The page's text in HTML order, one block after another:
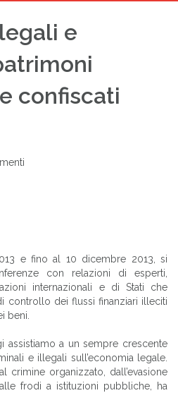
e
confiscati
e fino al 10 dicembre 2013, si
con relazioni di esperti,
internazionali e di Stati che
controllo dei flussi finanziari illeciti
beni.
assistiamo a un sempre crescente
e illegali sull’economia legale.
crimine organizzato, dall’evasione
frodi a istituzioni pubbliche, ha